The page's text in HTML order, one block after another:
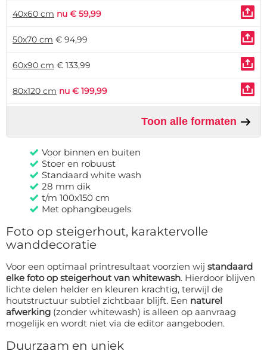
40x60 cm nu € 59,99
50x70 cm € 94,99
60x90 cm € 133,99
80x120 cm nu € 199,99
Toon alle formaten
Voor binnen en buiten
Stoer en robuust
Standaard white wash
28 mm dik
t/m 100x150 cm
Met ophangbeugels
Foto op steigerhout, karaktervolle
wanddecoratie
Voor een optimaal printresultaat voorzien wij standaard
elke foto op steigerhout van whitewash. Hierdoor blijven
lichte delen helder en kleuren krachtig, terwijl de
houtstructuur subtiel zichtbaar blijft. Een naturel
afwerking (zonder whitewash) is alleen op aanvraag
mogelijk en wordt niet via de editor aangeboden.
Duurzaam en uniek